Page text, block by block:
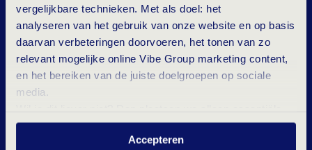
vergelijkbare technieken. Met als doel: het
analyseren van het gebruik van onze website en op basis
daarvan verbeteringen doorvoeren, het tonen van zo
relevant mogelijke online Vibe Group marketing content,
en het bereiken van de juiste doelgroepen op sociale
media.
en statistische cookies tijdens je bezoek. Meer weten?
Klik hierboven op 'Details' of lees onze
Accepteren